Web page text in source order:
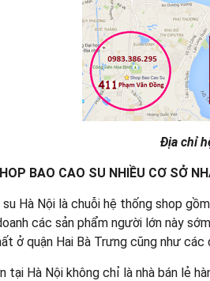
Địa chỉ
BAO CAO SU NHIỀU CƠ SỞ
Hà Nội là chuỗi hệ thống shop
các sản phẩm người lớn này
ở quận Hai Bà Trưng cũng như
tại Hà Nội không chỉ là nhà bán lẻ